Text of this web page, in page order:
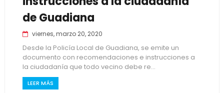
de Guadiana
viernes, marzo 20, 2020
Desde la Policía Local de Guadiana, se emite un
documento con recomendaciones e instrucciones a
la ciudadanía que todo vecino debe re...
LEER MÁS